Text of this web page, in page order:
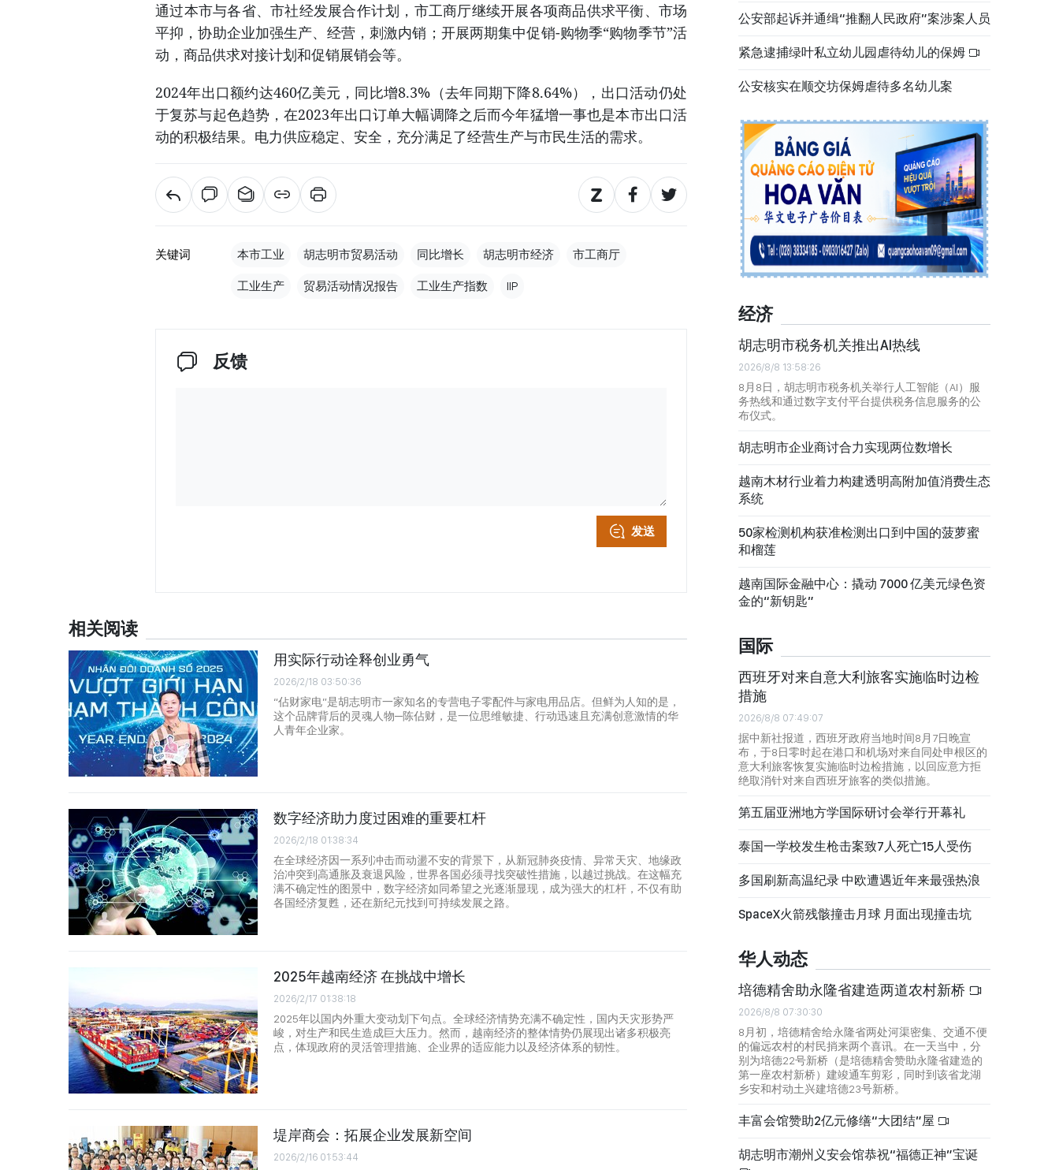
通过本市与各省、市社经发展合作计划，市工商厅继续开展各项商品供求平衡、市场
平抑，协助企业加强生产、经营，刺激内销；开展两期集中促销-购物季“购物季节”活
动，商品供求对接计划和促销展销会等。
2024年出口额约达460亿美元，同比增8.3%（去年同期下降8.64%），出口活动仍处
于复苏与起色趋势，在2023年出口订单大幅调降之后而今年猛增一事也是本市出口活
动的积极结果。电力供应稳定、安全，充分满足了经营生产与市民生活的需求。
关键词 本市工业 胡志明市贸易活动 同比增长 胡志明市经济 市工商厅
工业生产 贸易活动情况报告 工业生产指数 IIP
反馈
发送
相关阅读
用实际行动诠释创业勇气
2026/2/18 03:50:36
“佔财家电”是胡志明市一家知名的专营电子零配件与家电用品店。但鲜为人知的是，
这个品牌背后的灵魂人物─陈佔财，是一位思维敏捷、行动迅速且充满创意激情的华
人青年企业家。
数字经济助力度过困难的重要杠杆
2026/2/18 01:38:34
在全球经济因一系列冲击而动盪不安的背景下，从新冠肺炎疫情、异常天灾、地缘政
治冲突到高通胀及衰退风险，世界各国必须寻找突破性措施，以越过挑战。在这幅充
满不确定性的图景中，数字经济如同希望之光逐渐显现，成为强大的杠杆，不仅有助
各国经济复甦，还在新纪元找到可持续发展之路。
2025年越南经济 在挑战中增长
2026/2/17 01:38:18
2025年以国内外重大变动划下句点。全球经济情势充满不确定性，国内天灾形势严
峻，对生产和民生造成巨大压力。然而，越南经济的整体情势仍展现出诸多积极亮
点，体现政府的灵活管理措施、企业界的适应能力以及经济体系的韧性。
堤岸商会：拓展企业发展新空间
2026/2/16 01:53:44
公安部起诉并通缉“推翻人民政府”案涉案人员
紧急逮捕绿叶私立幼儿园虐待幼儿的保姆
公安核实在顺交坊保姆虐待多名幼儿案
经济
胡志明市税务机关推出AI热线
2026/8/8 13:58:26
8月8日，胡志明市税务机关举行人工智能（AI）服
务热线和通过数字支付平台提供税务信息服务的公
布仪式。
胡志明市企业商讨合力实现两位数增长
越南木材行业着力构建透明高附加值消费生态
系统
50家检测机构获准检测出口到中国的菠萝蜜
和榴莲
越南国际金融中心：撬动 7000 亿美元绿色资
金的“新钥匙”
国际
西班牙对来自意大利旅客实施临时边检
措施
2026/8/8 07:49:07
据中新社报道，西班牙政府当地时间8月7日晚宣
布，于8日零时起在港口和机场对来自同处申根区的
意大利旅客恢复实施临时边检措施，以回应意方拒
绝取消针对来自西班牙旅客的类似措施。
第五届亚洲地方学国际研讨会举行开幕礼
泰国一学校发生枪击案致7人死亡15人受伤
多国刷新高温纪录 中欧遭遇近年来最强热浪
SpaceX火箭残骸撞击月球 月面出现撞击坑
华人动态
培德精舍助永隆省建造两道农村新桥
2026/8/8 07:30:30
8月初，培德精舍给永隆省两处河渠密集、交通不便
的偏远农村的村民捎来两个喜讯。在一天当中，分
别为培德22号新桥（是培德精舍赞助永隆省建造的
第一座农村新桥）建竣通车剪彩，同时到该省龙湖
乡安和村动土兴建培德23号新桥。
丰富会馆赞助2亿元修缮“大团结”屋
胡志明市潮州义安会馆恭祝“福德正神”宝诞